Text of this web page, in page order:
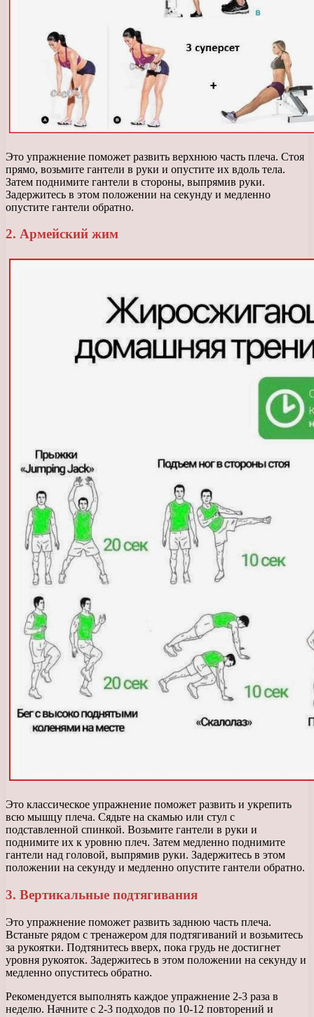
Это упражнение поможет развить верхнюю часть плеча. Стоя
прямо, возьмите гантели в руки и опустите их вдоль тела.
Затем поднимите гантели в стороны, выпрямив руки.
Задержитесь в этом положении на секунду и медленно
опустите гантели обратно.
2. Армейский жим
Это классическое упражнение поможет развить и укрепить
всю мышцу плеча. Сядьте на скамью или стул с
подставленной спинкой. Возьмите гантели в руки и
поднимите их к уровню плеч. Затем медленно поднимите
гантели над головой, выпрямив руки. Задержитесь в этом
положении на секунду и медленно опустите гантели обратно.
3. Вертикальные подтягивания
Это упражнение поможет развить заднюю часть плеча.
Встаньте рядом с тренажером для подтягиваний и возьмитесь
за рукоятки. Подтянитесь вверх, пока грудь не достигнет
уровня рукояток. Задержитесь в этом положении на секунду и
медленно опуститесь обратно.
Рекомендуется выполнять каждое упражнение 2-3 раза в
неделю. Начните с 2-3 подходов по 10-12 повторений и